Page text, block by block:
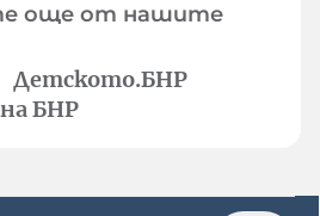
още от нашите
Детското.БНР
БНР